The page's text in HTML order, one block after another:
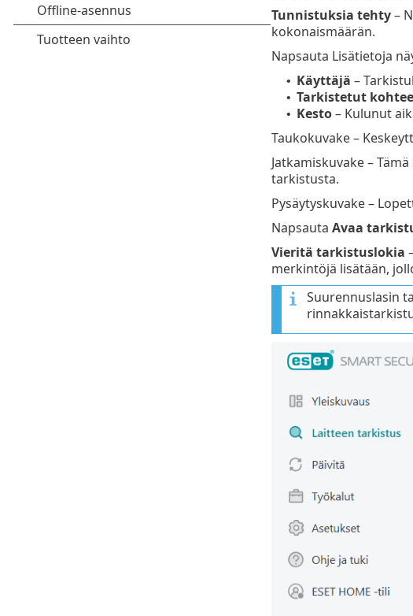
Tunnistuksia tehty–
kokonaismäärän.
Napsauta Lisätietoja
• Käyttäjä –
• Tarkistetut
• Kesto– Kulunut
Taukokuvake –
Jatkamiskuvake –
tarkistusta.
Pysäytyskuvake –
Napsauta Avaa
Vieritä tarkistuslokia
merkintöjä lisätään,
Suurennuslasin